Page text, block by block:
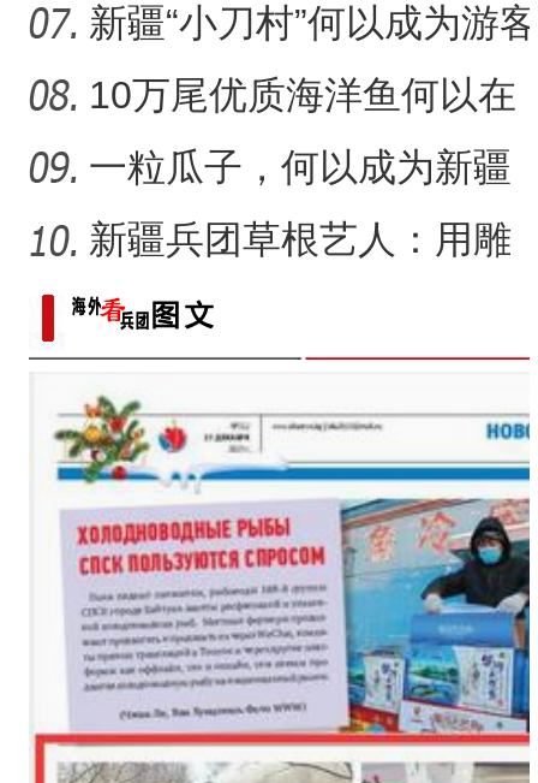
“五一”假期，开都河天鹅
力
放光彩？
新疆“小刀村”何以成为游客
体验非遗技艺打卡地？
10万尾优质海洋鱼何以在
新疆沙漠里安家？
一粒瓜子，何以成为新疆
的名片？
新疆兵团草根艺人：用雕
塑述说“兵团故事”雕刻别